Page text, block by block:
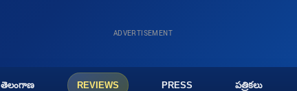
ADVERTISEMENT
తెలంగాణ REVIEWS PRESS పత్రికలు